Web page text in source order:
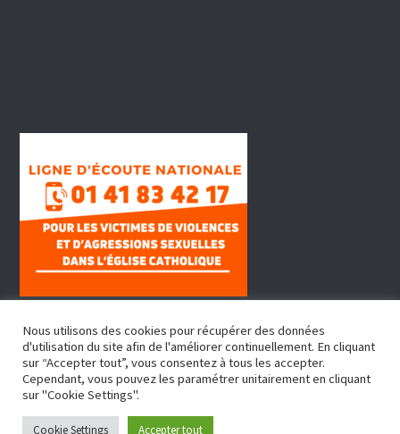
Copyright © 2022, Doyenné Fontenay Sous Bois
Nous utilisons des cookies pour récupérer des données
d'utilisation du site afin de l'améliorer continuellement. En cliquant
sur “Accepter tout”, vous consentez à tous les accepter.
Cependant, vous pouvez les paramétrer unitairement en cliquant
sur "Cookie Settings".
Cookie Settings Accepter tout